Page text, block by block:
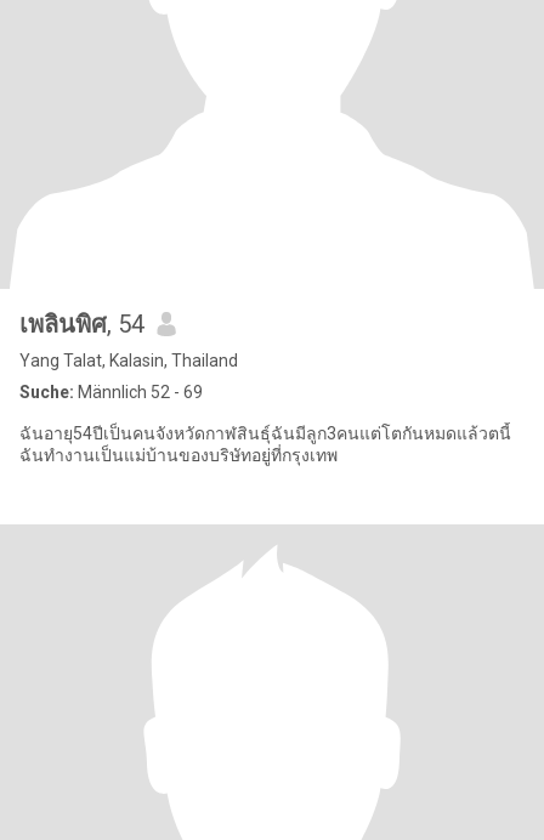
เพลินพิศ, 54
Yang Talat, Kalasin, Thailand
Suche: Männlich 52 - 69
ฉันอายุ54ปีเป็นคนจังหวัดกาฬสินธุ์ฉันมีลูก3คนแต่โตกันหมดแล้วตนี้
ฉันทำงานเป็นแม่บ้านของบริษัทอยู่ที่กรุงเทพ